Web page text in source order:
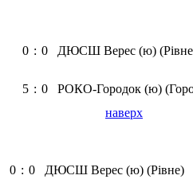
0 : 0
ДЮСШ Верес (ю)
5 : 0
РОКО-Городок (ю)
наверх
0 : 0
ДЮСШ Верес (ю) (Рівне)